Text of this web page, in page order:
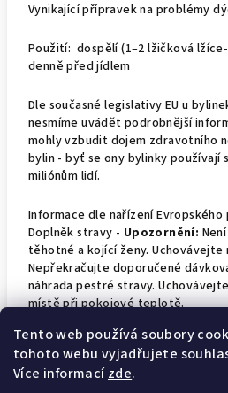
Tento web používá soubory
tohoto webu vyjadřujete
Více informacízde.
Vynikající přípravek na problémy
Použití: dospělí (1–2 lžičková
denně před jídlem
Dle současné legislativy EU u
nesmíme uvádět podrobnější
mohly vzbudit dojem zdravotního
bylin - byť se ony bylinky používají
miliónům lidí.
Informace dle nařízení Evropského
Doplněk stravy - Upozornění:
těhotné a kojící ženy. Uchovávejte
Nepřekračujte doporučené
náhrada pestré stravy.
místě při pokojové teplotě.
Dovoze: František Pavlišta/
Všelibice, IČO: 41349652